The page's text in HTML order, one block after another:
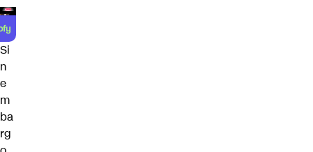
Si
n
e
m
ba
rg